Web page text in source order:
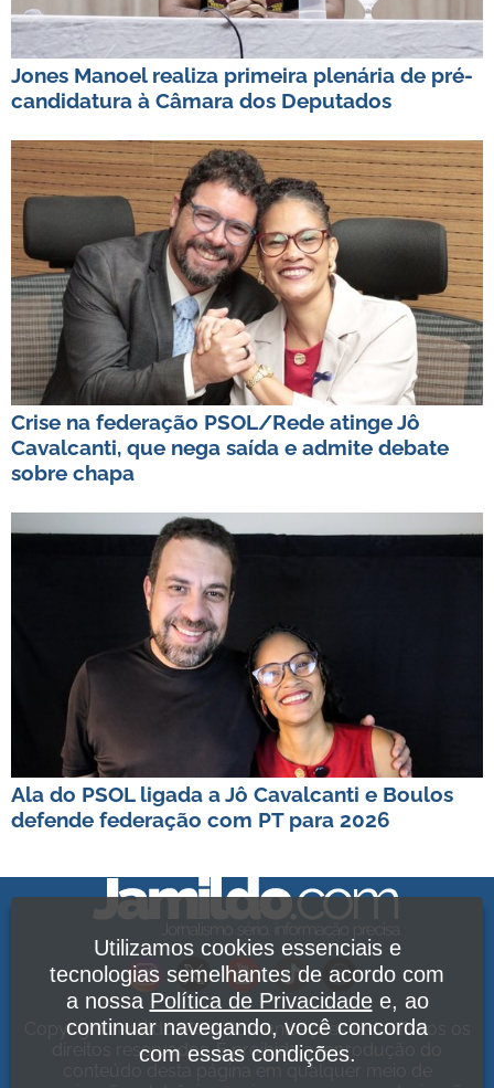
Jones Manoel realiza primeira plenária de pré-
candidatura à Câmara dos Deputados
Crise na federação PSOL/Rede atinge Jô
Cavalcanti, que nega saída e admite debate
sobre chapa
Ala do PSOL ligada a Jô Cavalcanti e Boulos
defende federação com PT para 2026
Copyright Jamildo Melo Comunicações Ltda. Todos os
direitos reservados. É proibida a reprodução do
conteúdo desta página em qualquer meio de
Utilizamos cookies essenciais e
tecnologias semelhantes de acordo com
a nossa Política de Privacidadee, ao
continuar navegando, você concorda
com essas condições.